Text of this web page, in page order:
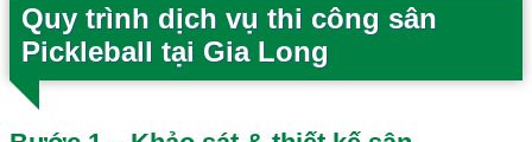
Quy trình dịch vụ thi công sân
Pickleball tại Gia Long